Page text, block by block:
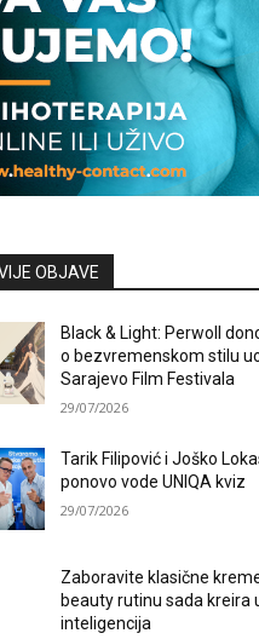
OBJAVE
Black & Light: Perwoll
o bezvremenskom stilu
Sarajevo Film Festivala
29/07/2026
Tarik Filipović i Joško
ponovo vode UNIQA kviz
29/07/2026
Zaboravite klasične
beauty rutinu sada kreira
inteligencija